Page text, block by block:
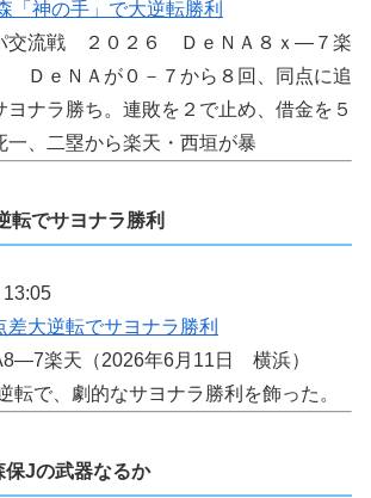
「神の手」で大逆転勝利
交流戦 ２０２６ ＤｅＮＡ８ｘ―７楽
ＤｅＮＡが０－７から８回、同点に追
ヨナラ勝ち。連敗を２で止め、借金を５
一、二塁から楽天・西垣が暴
転でサヨナラ勝利
13:05
差大逆転でサヨナラ勝利
楽天（2026年6月11日 横浜）
転で、劇的なサヨナラ勝利を飾った。
保Jの武器なるか